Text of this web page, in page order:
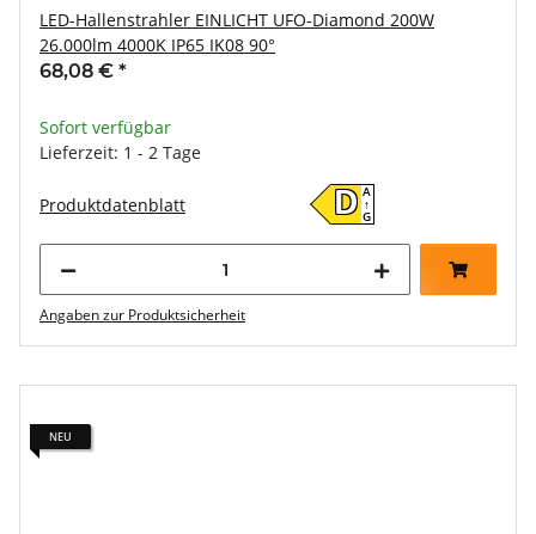
LED-Hallenstrahler EINLICHT UFO-Diamond 200W
26.000lm 4000K IP65 IK08 90°
68,08 € *
Sofort verfügbar
Lieferzeit: 1 - 2 Tage
Produktdatenblatt D A
↑
G
Angaben zur Produktsicherheit
NEU